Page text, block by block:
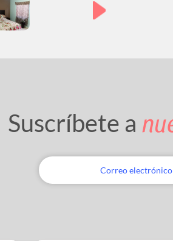
Suscríbete a